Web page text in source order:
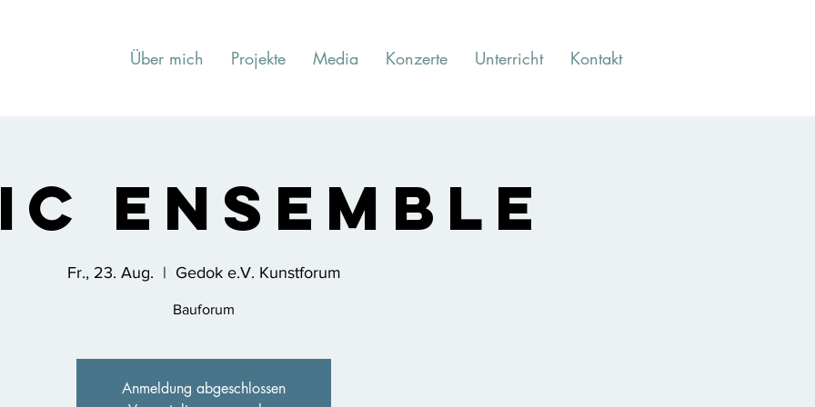
Über mich Projekte Media Konzerte Unterricht Kontakt
Ensemble
Fr., 23. Aug.
  |
Gedok e.V. Kunstforum
Bauforum
Anmeldung abgeschlossen